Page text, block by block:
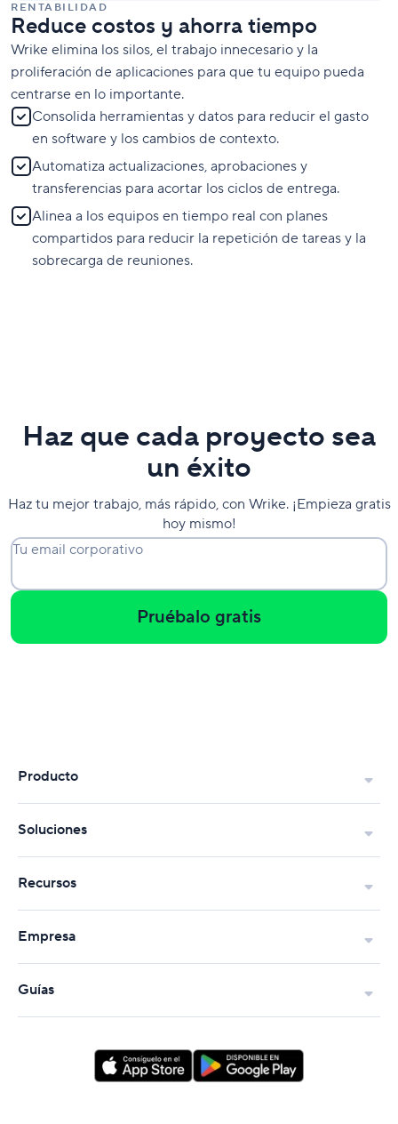
RENTABILIDAD
Reduce costos y ahorra tiempo
Wrike elimina los silos, el trabajo innecesario y la
proliferación de aplicaciones para que tu equipo pueda
centrarse en lo importante.
Consolida herramientas y datos para reducir el gasto
en software y los cambios de contexto.
Automatiza actualizaciones, aprobaciones y
transferencias para acortar los ciclos de entrega.
Alinea a los equipos en tiempo real con planes
compartidos para reducir la repetición de tareas y la
sobrecarga de reuniones.
Haz que cada proyecto sea
un éxito
Haz tu mejor trabajo, más rápido, con Wrike. ¡Empieza gratis
hoy mismo!
Tu email corporativo
Pruébalo gratis
Producto
Soluciones
Recursos
Empresa
Guías